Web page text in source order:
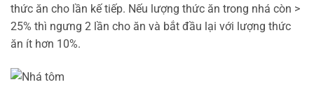
thức ăn cho lần kế tiếp. Nếu lượng thức ăn trong nhá còn >
25% thì ngưng 2 lần cho ăn và bắt đầu lại với lượng thức
ăn ít hơn 10%.